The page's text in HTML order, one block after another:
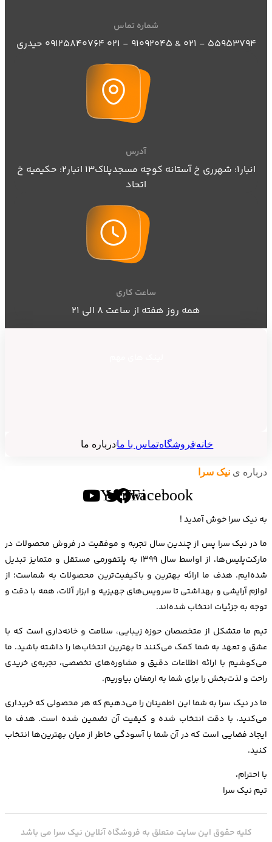
شماره تماس
٥٥٩٥٣٧٩٤ - ٠٢١ & ٩١٠٩٢٠٤٥ - ٠٢١ 09125840764 حیدری
آدرس
انبار1: شهرری خ آستانه کوچه مسجدپلاک13 انبار2: حکیمیه خ
اتحاد
ساعت کاری
همه روز هفته از ساعت ٨ الی ۲۱
خانهفروشگاهتماس با مادرباره ما
درباره ی نیک سرا
Facebook
Twitter
Youtube
به نیک سرا خوش آمدید !
ما در نیک سرا پس از چندین سال تجربه و موفقیت در فروش محصولات در
مارکت‌پلیس‌ها، از اواسط سال 1399 به پلتفورمی مستقل و متمایز تبدیل
شده‌ایم. هدف ما ارائه بهترین و باکیفیت‌ترین محصولات به شماست؛ از
لوازم آرایشی و بهداشتی تا سرویس‌های جهیزیه و ابزار آلات، همه با دقت و
توجه به جزئیات انتخاب شده‌اند.
تیم ما متشکل از متخصصان حوزه زیبایی، سلامت و خانه‌داری است که با
عشق و تعهد به شما کمک می‌کنند تا بهترین انتخاب‌ها را داشته باشید. ما
می‌کوشیم با ارائه اطلاعات دقیق و مشاوره‌های تخصصی، تجربه‌ی خریدی
راحت و لذت‌بخش را برای شما به ارمغان بیاوریم.
ما در نیک سرا به شما این اطمینان را می‌دهیم که هر محصولی که خریداری
می‌کنید، با دقت انتخاب شده و کیفیت آن تضمین شده است. هدف ما
ایجاد فضایی است که در آن شما با آسودگی خاطر از میان بهترین‌ها انتخاب
کنید.
با احترام،
تیم نیک سرا
کلیه حقوق این سایت متعلق به فروشگاه آنلاین نیک سرا می باشد